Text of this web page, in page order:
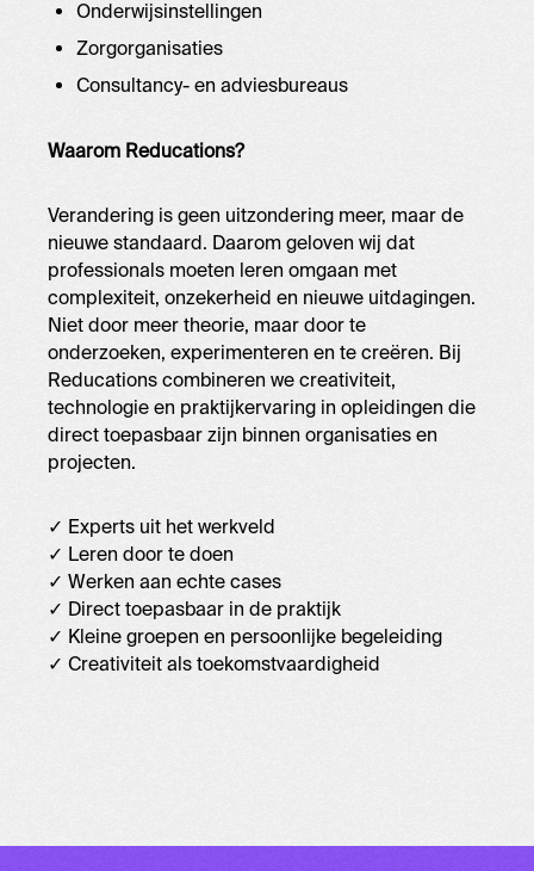
Onderwijsinstellingen
Zorgorganisaties
Consultancy- en adviesbureaus
Waarom Reducations?
Verandering is geen uitzondering meer, maar de
nieuwe standaard. Daarom geloven wij dat
professionals moeten leren omgaan met
complexiteit, onzekerheid en nieuwe uitdagingen.
Niet door meer theorie, maar door te
onderzoeken, experimenteren en te creëren. Bij
Reducations combineren we creativiteit,
technologie en praktijkervaring in opleidingen die
direct toepasbaar zijn binnen organisaties en
projecten.
✓ Experts uit het werkveld
✓ Leren door te doen
✓ Werken aan echte cases
✓ Direct toepasbaar in de praktijk
✓ Kleine groepen en persoonlijke begeleiding
✓ Creativiteit als toekomstvaardigheid